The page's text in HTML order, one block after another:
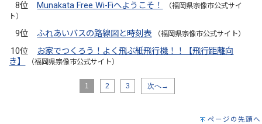
8位 Munakata Free Wi-Fiへようこそ！
（福岡県宗像市公式サイ
ト）
9位 ふれあいバスの路線図と時刻表 （福岡県宗像市公式サイト）
10位
お家でつくろう！よく飛ぶ紙飛行機！！【飛行距離向
き】
（福岡県宗像市公式サイト）
1 2 3 次へ→
ページの先頭へ